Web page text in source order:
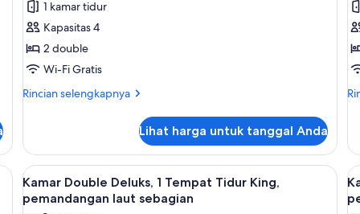
Twin
Deluks,
bathtub
1 kamar tidur
Kapasitas 4
2 double
Wi-Fi Gratis
Rincian selengkapnya
Rincian
Kamar
Twin
Deluks,
bathtub
Lihat harga untuk tanggal Anda
1
1
dan brankas
Lihat
semua
foto
Kamar Double Deluks, 1 Tempat
5
Kamar Double Deluks, 1 Tempat Tidur King,
pemandangan laut sebagian